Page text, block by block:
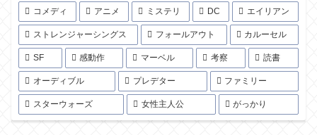
コメディ アニメ ミステリ DC エイリアン
ストレンジャーシングス フォールアウト カルーセル
SF 感動作 マーベル 考察 読書
オーディブル プレデター ファミリー
スターウォーズ 女性主人公 がっかり